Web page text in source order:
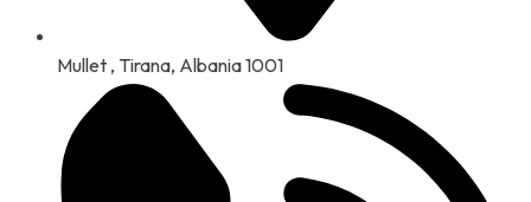
Mullet , Tirana, Albania 1001